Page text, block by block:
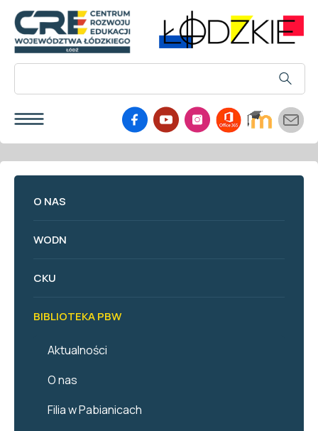
O NAS
WODN
CKU
BIBLIOTEKA PBW
Aktualności
O nas
Filia w Pabianicach